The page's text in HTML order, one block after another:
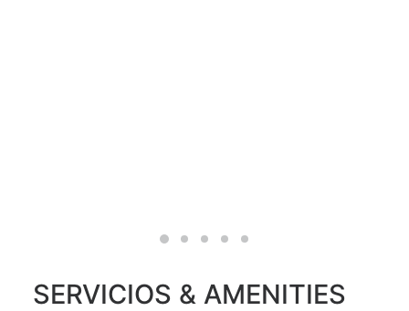
SERVICIOS & AMENITIES